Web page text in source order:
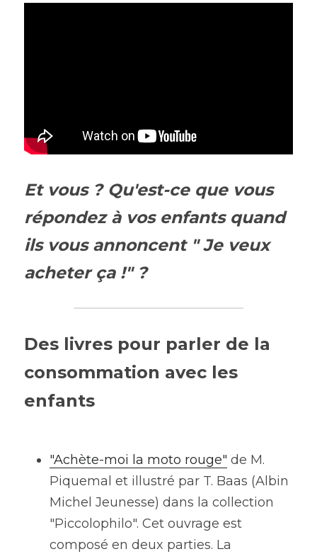
Et vous ? Qu'est-ce que vous
répondez à vos enfants quand
ils vous annoncent " Je veux
acheter ça !" ?
Des livres pour parler de la
consommation avec les
enfants
"Achète-moi la moto rouge" de M.
Piquemal et illustré par T. Baas (Albin
Michel Jeunesse) dans la collection
"Piccolophilo". Cet ouvrage est
composé en deux parties. La